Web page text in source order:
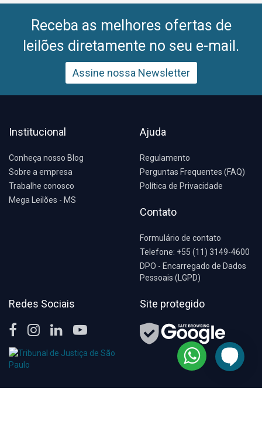
Receba as melhores ofertas de
leilões diretamente no seu e-mail.
Assine nossa Newsletter
Institucional
Conheça nosso Blog
Sobre a empresa
Trabalhe conosco
Mega Leilões - MS
Ajuda
Regulamento
Perguntas Frequentes (FAQ)
Política de Privacidade
Contato
Formulário de contato
Telefone: +55 (11) 3149-4600
DPO - Encarregado de Dados
Pessoais (LGPD)
Redes Sociais Site protegido